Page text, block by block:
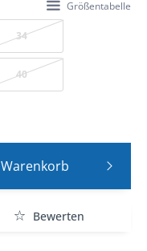
Größentabelle
34
40
Warenkorb
Bewerten